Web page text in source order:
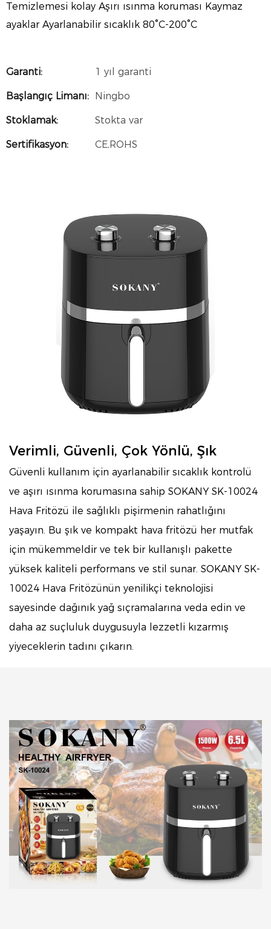
Temizlemesi kolay Aşırı ısınma koruması Kaymaz
ayaklar Ayarlanabilir sıcaklık 80°C-200°C
Garanti: 1 yıl garanti
Başlangıç ​​Limanı: Ningbo
Stoklamak: Stokta var
Sertifikasyon: CE,ROHS
Verimli, Güvenli, Çok Yönlü, Şık
Güvenli kullanım için ayarlanabilir sıcaklık kontrolü
ve aşırı ısınma korumasına sahip SOKANY SK-10024
Hava Fritözü ile sağlıklı pişirmenin rahatlığını
yaşayın. Bu şık ve kompakt hava fritözü her mutfak
için mükemmeldir ve tek bir kullanışlı pakette
yüksek kaliteli performans ve stil sunar. SOKANY SK-
10024 Hava Fritözünün yenilikçi teknolojisi
sayesinde dağınık yağ sıçramalarına veda edin ve
daha az suçluluk duygusuyla lezzetli kızarmış
yiyeceklerin tadını çıkarın.